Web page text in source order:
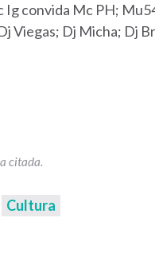
convida Mc PH;
Viegas; Dj Micha; Dj
Cultura